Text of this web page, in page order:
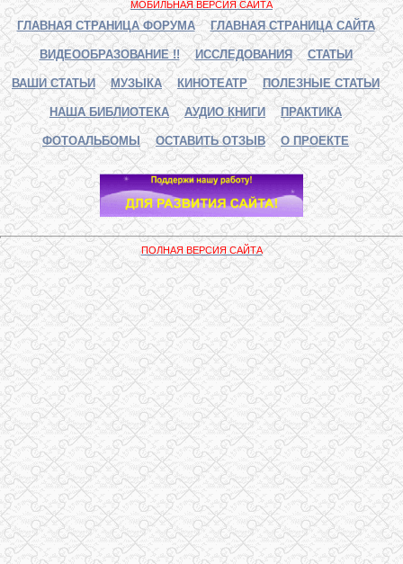
МОБИЛЬНАЯ ВЕРСИЯ САЙТА
ГЛАВНАЯ СТРАНИЦА ФОРУМА ГЛАВНАЯ СТРАНИЦА САЙТА
ВИДЕООБРАЗОВАНИЕ !! ИССЛЕДОВАНИЯ СТАТЬИ
ВАШИ СТАТЬИ МУЗЫКА КИНОТЕАТР ПОЛЕЗНЫЕ СТАТЬИ
НАША БИБЛИОТЕКА АУДИО КНИГИ ПРАКТИКА
ФОТОАЛЬБОМЫ ОСТАВИТЬ ОТЗЫВ О ПРОЕКТЕ
ПОЛНАЯ ВЕРСИЯ САЙТА